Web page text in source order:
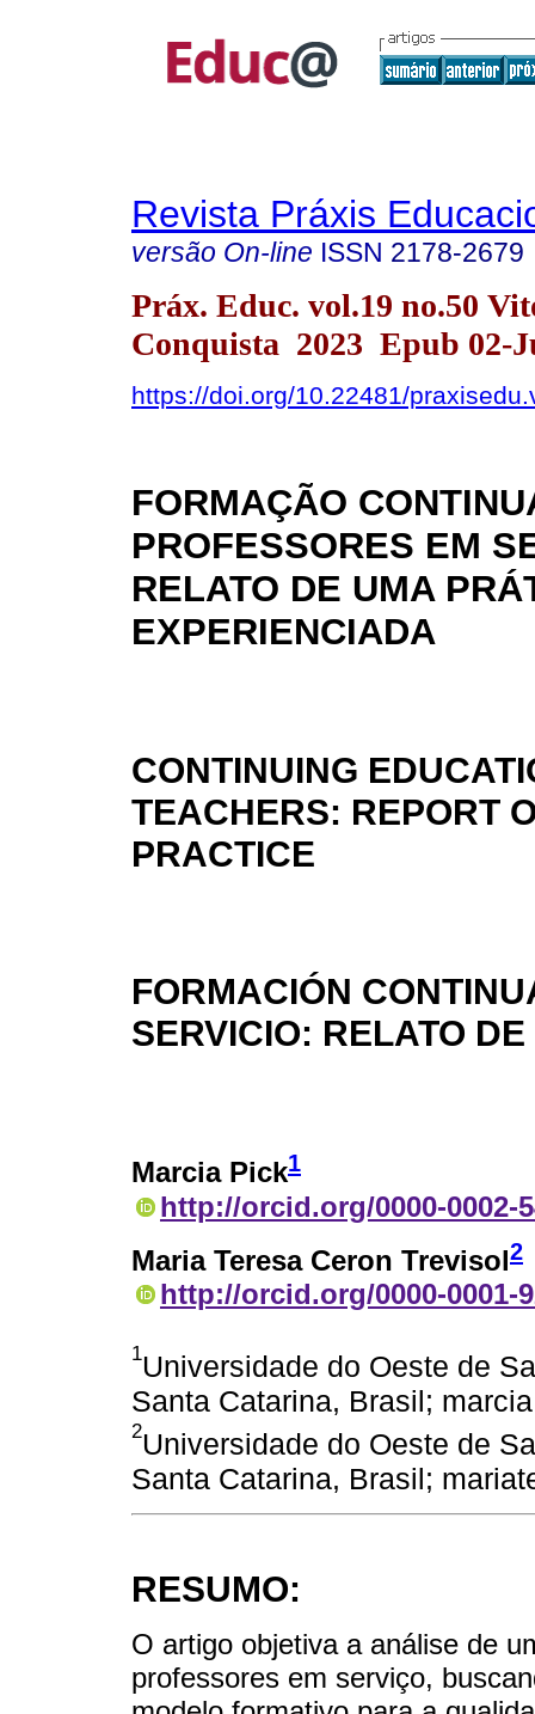
Revista Práxis
versão On-line ISSN 2178-2679
Práx. Educ. vol.19 no.50
Conquista 2023 Epub 02-
https://doi.org/10.22481/
FORMAÇÃO
PROFESSORES EM
RELATO DE UMA
EXPERIENCIADA
CONTINUING
TEACHERS: REPORT
PRACTICE
FORMACIÓN
SERVICIO: RELATO
Marcia Pick1
http://orcid.org/0000-0002-
Maria Teresa Ceron Trevisol2
http://orcid.org/0000-0001-
1Universidade do Oeste de
Santa Catarina, Brasil;
2Universidade do Oeste de
Santa Catarina, Brasil;
RESUMO:
O artigo objetiva a análise de
professores em serviço,